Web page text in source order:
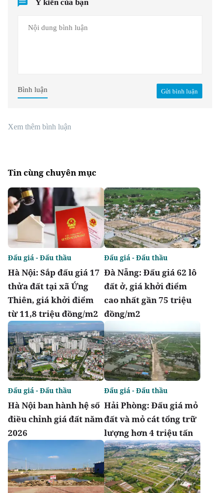
Ý kiến của bạn
Gửi bình luận
Bình luận
Xem thêm bình luận
Tin cùng chuyên mục
Hà Nội: Sắp đấu giá 17
thửa đất tại xã Ứng
Thiên, giá khởi điểm
từ 11,8 triệu đồng/m2
Đấu giá - Đấu thầu
Đà Nẵng: Đấu giá 62 lô
đất ở, giá khởi điểm
cao nhất gần 75 triệu
đồng/m2
Đấu giá - Đấu thầu
Hà Nội ban hành hệ số
điều chỉnh giá đất năm
2026
Đấu giá - Đấu thầu
Hải Phòng: Đấu giá mỏ
đất và mỏ cát tổng trữ
lượng hơn 4 triệu tấn
Đấu giá - Đấu thầu